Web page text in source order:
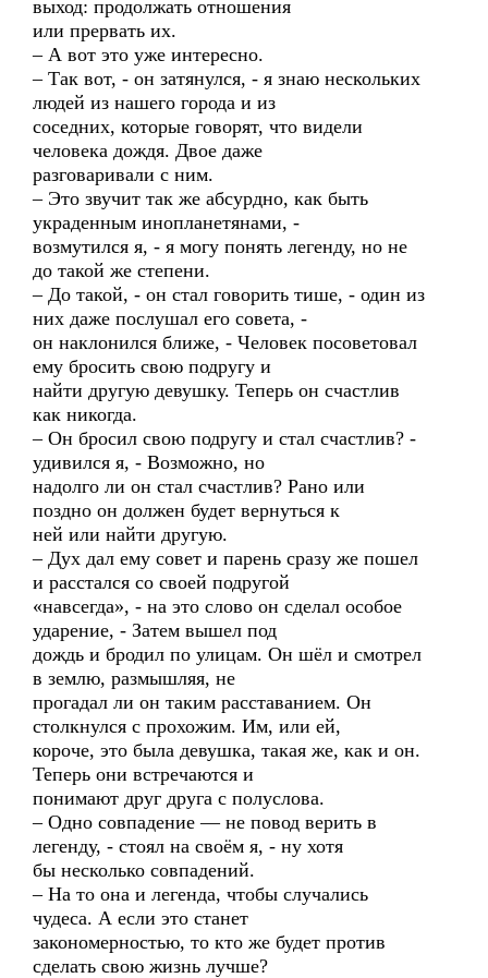
выход: продолжать отношения
или прервать их.
– А вот это уже интересно.
– Так вот, - он затянулся, - я знаю нескольких
людей из нашего города и из
соседних, которые говорят, что видели
человека дождя. Двое даже
разговаривали с ним.
– Это звучит так же абсурдно, как быть
украденным инопланетянами, -
возмутился я, - я могу понять легенду, но не
до такой же степени.
– До такой, - он стал говорить тише, - один из
них даже послушал его совета, -
он наклонился ближе, - Человек посоветовал
ему бросить свою подругу и
найти другую девушку. Теперь он счастлив
как никогда.
– Он бросил свою подругу и стал счастлив? -
удивился я, - Возможно, но
надолго ли он стал счастлив? Рано или
поздно он должен будет вернуться к
ней или найти другую.
– Дух дал ему совет и парень сразу же пошел
и расстался со своей подругой
«навсегда», - на это слово он сделал особое
ударение, - Затем вышел под
дождь и бродил по улицам. Он шёл и смотрел
в землю, размышляя, не
прогадал ли он таким расставанием. Он
столкнулся с прохожим. Им, или ей,
короче, это была девушка, такая же, как и он.
Теперь они встречаются и
понимают друг друга с полуслова.
– Одно совпадение — не повод верить в
легенду, - стоял на своём я, - ну хотя
бы несколько совпадений.
– На то она и легенда, чтобы случались
чудеса. А если это станет
закономерностью, то кто же будет против
сделать свою жизнь лучше?